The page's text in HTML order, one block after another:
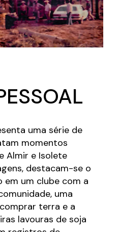
uma série de
momentos
Almir e Isolete
destacam-se o
em um clube com a
uma
terra e a
lavouras de soja